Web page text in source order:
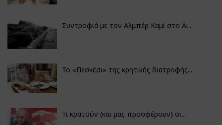
Συντροφιά με τον Αλμπέρ Καμί στο Αι...
Το «Πεσκέσι» της κρητικής διατροφής...
Τι κρατούν (και μας προσφέρουν) οι...